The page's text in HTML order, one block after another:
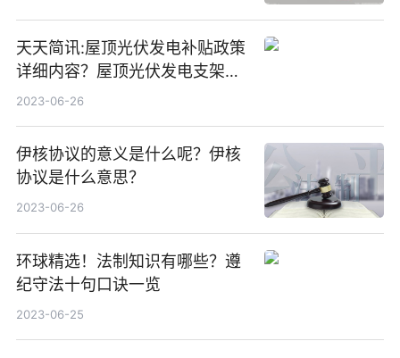
天天简讯:屋顶光伏发电补贴政策
详细内容？屋顶光伏发电支架价
格一般是多少？
2023-06-26
伊核协议的意义是什么呢？伊核
协议是什么意思？
2023-06-26
环球精选！法制知识有哪些？遵
纪守法十句口诀一览
2023-06-25